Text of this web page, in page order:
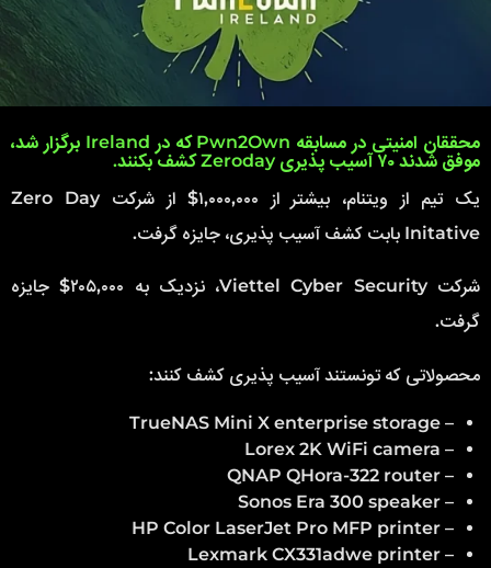
محققان امنیتی در مسابقه Pwn2Own که در Ireland برگزار شد،
موفق شدند ۷۰ آسیب پذیری Zeroday کشف بکنند.
یک تیم از ویتنام، بیشتر از ۱,۰۰۰,۰۰۰$ از شرکت Zero Day
Initative بابت کشف آسیب پذیری، جایزه گرفت.
شرکت Viettel Cyber Security، نزدیک به ۲۰۵,۰۰۰$ جایزه
گرفت.
محصولاتی که تونستند آسیب پذیری کشف کنند:
– TrueNAS Mini X enterprise storage
– Lorex 2K WiFi camera
– QNAP QHora-322 router
– Sonos Era 300 speaker
– HP Color LaserJet Pro MFP printer
– Lexmark CX331adwe printer